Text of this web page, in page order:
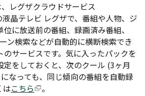
レグザクラウドサービス
液晶テレビ レグザで、番組や人物、ジ
に放送前の番組、録画済み番組、
ン検索などが自動的に横断検索でき
のサービスです。気に入ったパックを
をしておくと、次のクール (3ヶ月
なっても、同じ傾向の番組を自動録
はこちら 。